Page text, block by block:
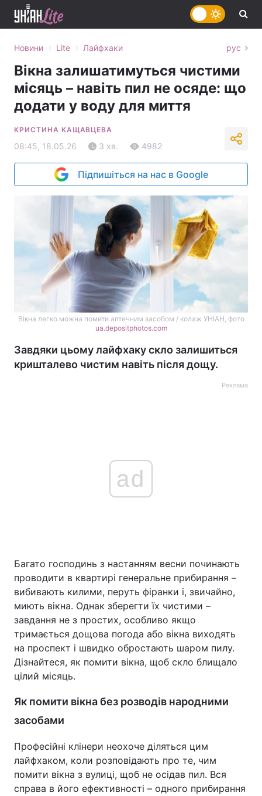
Головна Війна
Політика
Економіка Світ
Спорт Наука
Техно і зв'язок
Зброя Інциденти
Цікавинки Погода
Екологія Регіони
Новини › Lite › Лайфхаки рус
Вікна залишатимуться чистими
місяць – навіть пил не осяде: що
додати у воду для миття
КРИСТИНА КАЩАВЦЕВА
08:45, 18.05.26 3 хв. 4982
Підпишіться на нас в Google
Вікна легко можна помити аптечним засобом / колаж УНІАН, фото
ua.depositphotos.com
Завдяки цьому лайфхаку скло залишиться
кришталево чистим навіть після дощу.
Реклама
ad
Багато господинь з настанням весни починають
проводити в квартирі генеральне прибирання –
вибивають килими, перуть фіранки і, звичайно,
миють вікна. Однак зберегти їх чистими –
завдання не з простих, особливо якщо
тримається дощова погода або вікна виходять
на проспект і швидко обростають шаром пилу.
Дізнайтеся, як помити вікна, щоб скло блищало
цілий місяць.
Як помити вікна без розводів народними
засобами
Професійні клінери неохоче діляться цим
лайфхаком, коли розповідають про те, чим
помити вікна з вулиці, щоб не осідав пил. Вся
справа в його ефективності – одного прибирання